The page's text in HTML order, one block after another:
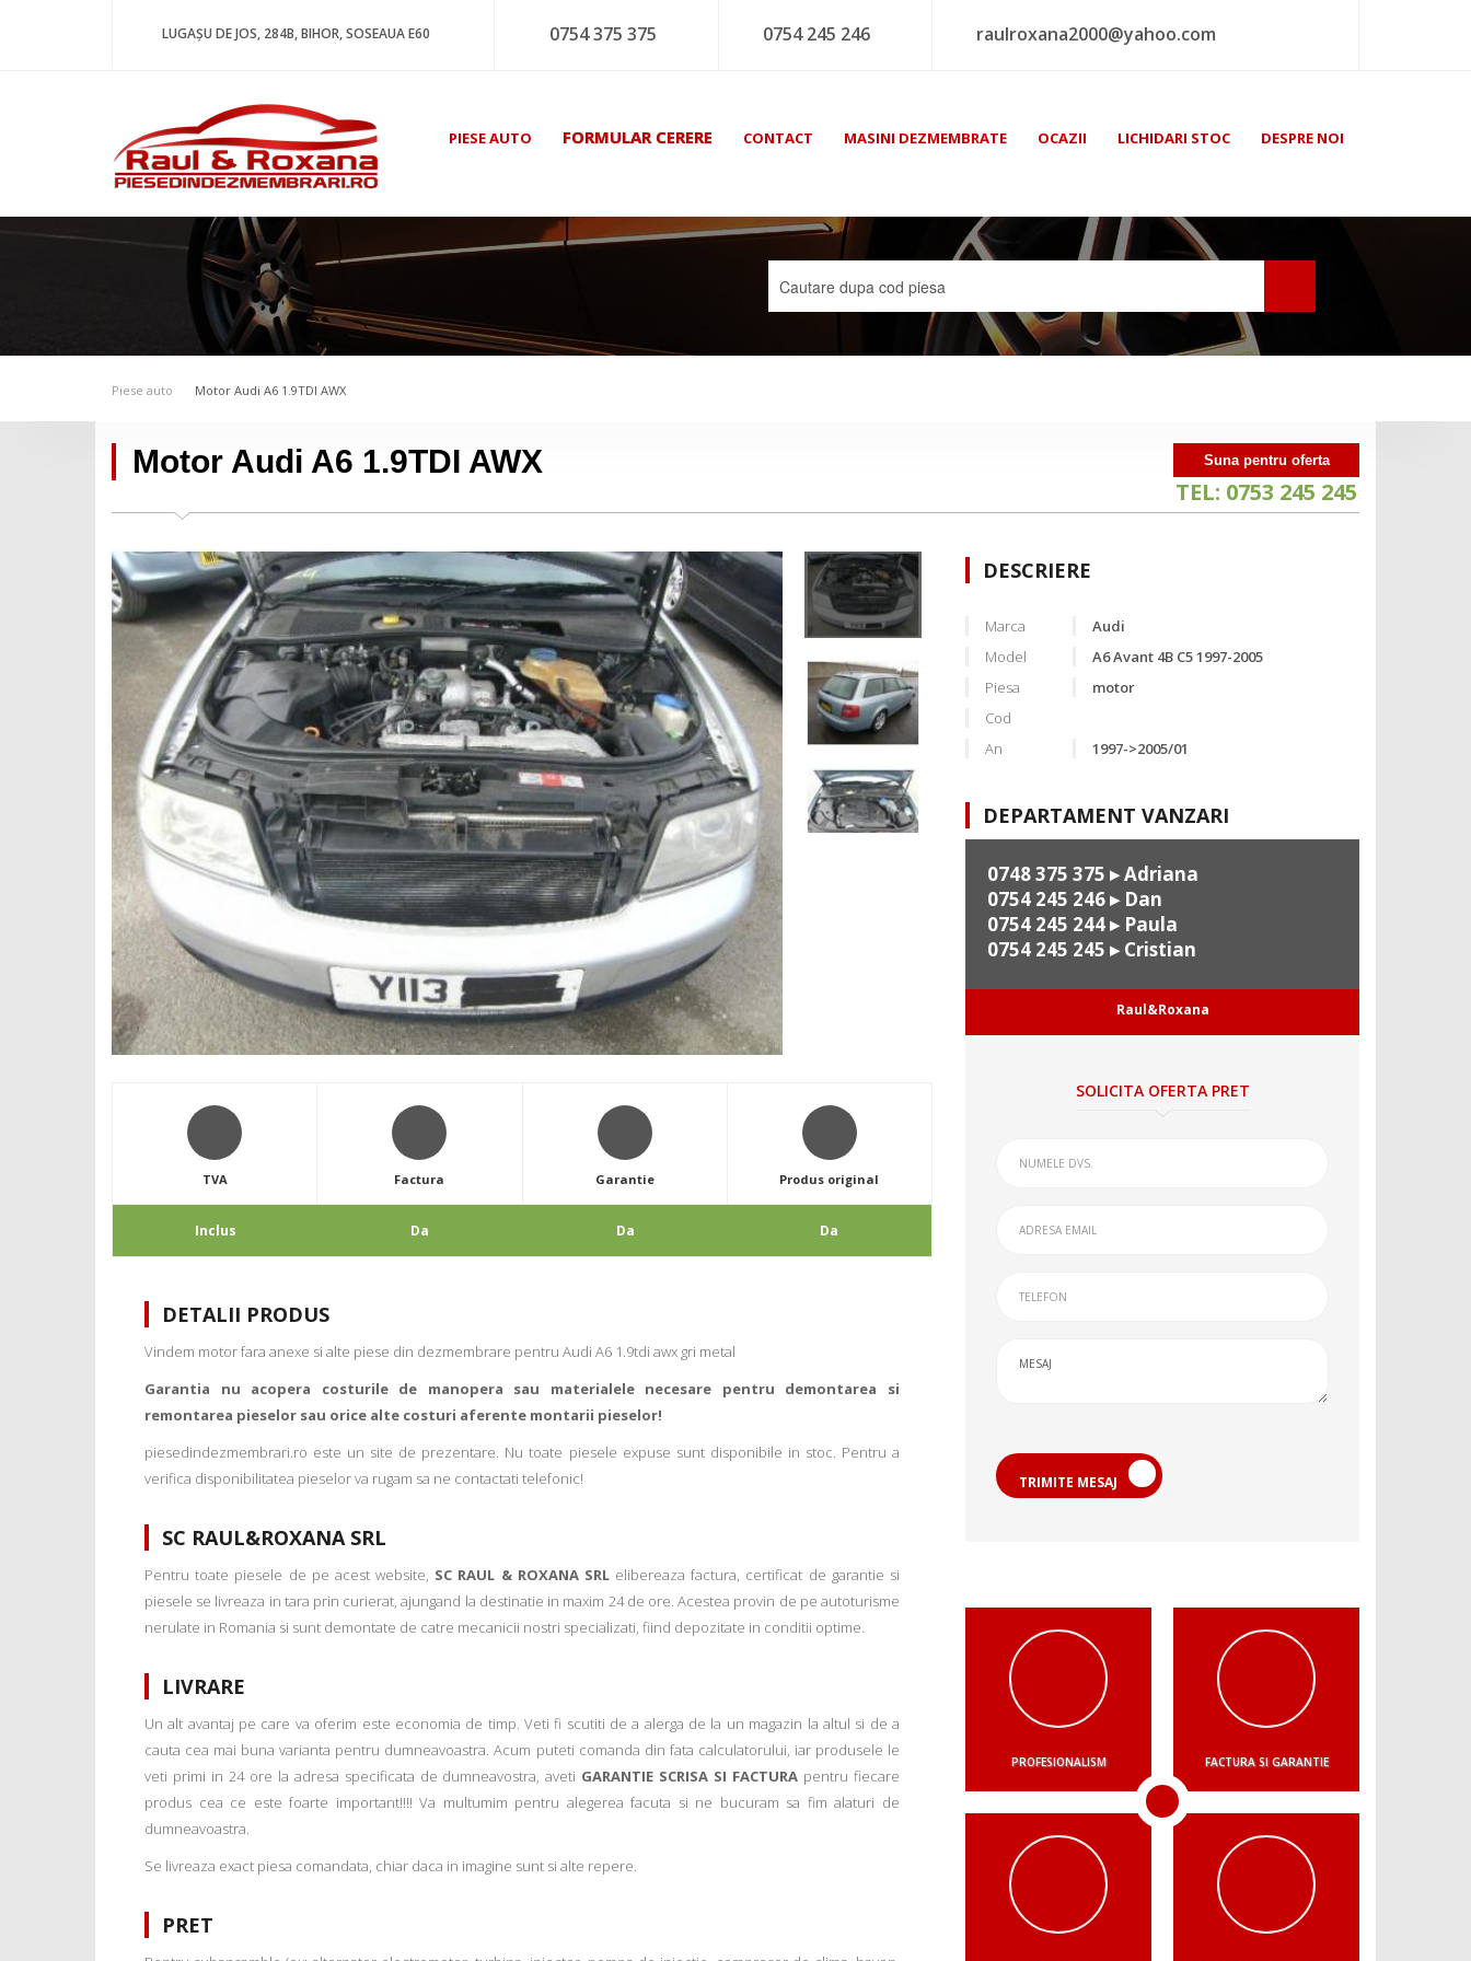
LUGAȘU DE JOS, 284B, BIHOR, SOSEAUA E60 0754 375 375 0754 245 246 raulroxana2000@yahoo.com
PIESE AUTO FORMULAR CERERE CONTACT MASINI DEZMEMBRATE OCAZII LICHIDARI STOC DESPRE NOI
Piese auto Motor Audi A6 1.9TDI AWX
Motor Audi A6 1.9TDI AWX Suna pentru oferta
TEL: 0753 245 245
TVA
Inclus
Factura
Da
Garantie
Da
Produs original
Da
DETALII PRODUS
Vindem motor fara anexe si alte piese din dezmembrare pentru Audi A6 1.9tdi awx gri metal
Garantia nu acopera costurile de manopera sau materialele necesare pentru demontarea si
remontarea pieselor sau orice alte costuri aferente montarii pieselor!
piesedindezmembrari.ro este un site de prezentare. Nu toate piesele expuse sunt disponibile in stoc. Pentru a
verifica disponibilitatea pieselor va rugam sa ne contactati telefonic!
SC RAUL&ROXANA SRL
Pentru toate piesele de pe acest website, SC RAUL & ROXANA SRLelibereaza factura, certificat de garantie si
piesele se livreaza in tara prin curierat, ajungand la destinatie in maxim 24 de ore. Acestea provin de pe autoturisme
nerulate in Romania si sunt demontate de catre mecanicii nostri specializati, fiind depozitate in conditii optime.
LIVRARE
Un alt avantaj pe care va oferim este economia de timp. Veti fi scutiti de a alerga de la un magazin la altul si de a
cauta cea mai buna varianta pentru dumneavoastra. Acum puteti comanda din fata calculatorului, iar produsele le
veti primi in 24 ore la adresa specificata de dumneavostra, aveti GARANTIE SCRISA SI FACTURA pentru fiecare
produs cea ce este foarte important!!!! Va multumim pentru alegerea facuta si ne bucuram sa fim alaturi de
dumneavoastra.
Se livreaza exact piesa comandata, chiar daca in imagine sunt si alte repere.
PRET
DESCRIERE
Marca
Audi
Model
A6 Avant 4B C5 1997-2005
Piesa
motor
Cod
An
1997->2005/01
DEPARTAMENT VANZARI
0748 375 375 ▸ Adriana
0754 245 246▸ Dan
0754 245 244▸ Paula
0754 245 245 ▸ Cristian
Raul&Roxana
SOLICITA OFERTA PRET
TRIMITE MESAJ
PROFESIONALISM FACTURA SI GARANTIE